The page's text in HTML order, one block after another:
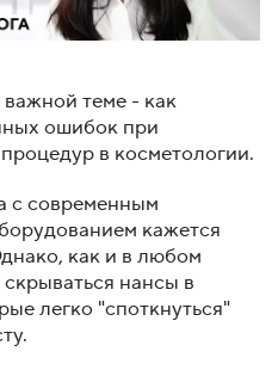
теме - как
ошибок при
в косметологии.
с современным
кажется
как и в любом
нансы в
легко "споткнуться"